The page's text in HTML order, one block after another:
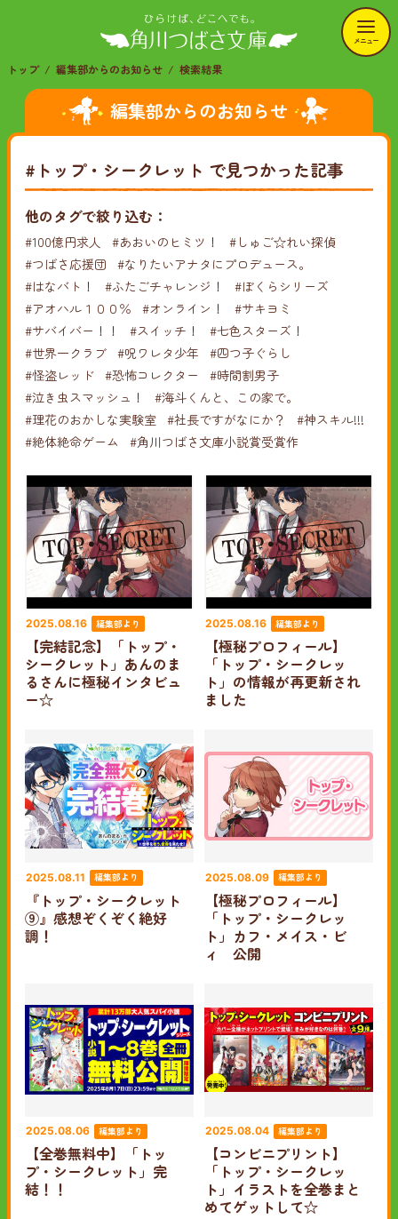
メニュー
トップ 編集部からのお知らせ 検索結果
編集部からのお知らせ
#トップ・シークレット で見つかった記事
他のタグで絞り込む：
#100億円求人 #あおいのヒミツ！
#しゅご☆れい探偵
#つばさ応援団
#なりたいアナタにプロデュース。
#はなバト！
#ふたごチャレンジ！
#ぼくらシリーズ
#アオハル１００％
#オンライン！
#サキヨミ
#サバイバー！！
#スイッチ！
#七色スターズ！
#世界一クラブ #呪ワレタ少年
#四つ子ぐらし
#怪盗レッド #恐怖コレクター
#時間割男子
#泣き虫スマッシュ！
#海斗くんと、この家で。
#理花のおかしな実験室 #社長ですがなにか？
#神スキル!!!
#絶体絶命ゲーム
#角川つばさ文庫小説賞受賞作
2025.08.16 編集部より
【完結記念】「トップ・
シークレット」あんのま
るさんに極秘インタビュ
ー☆
2025.08.16 編集部より
【極秘プロフィール】
「トップ・シークレッ
ト」の情報が再更新され
ました
2025.08.11 編集部より
『トップ・シークレット
⑨』感想ぞくぞく絶好
調！
2025.08.09 編集部より
【極秘プロフィール】
「トップ・シークレッ
ト」カフ・メイス・ビ
ィ 公開
2025.08.06 編集部より
【全巻無料中】「トッ
プ・シークレット」完
結！！
2025.08.04 編集部より
【コンビニプリント】
「トップ・シークレッ
ト」イラストを全巻まと
めてゲットして☆